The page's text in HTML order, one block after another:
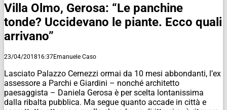
Villa Olmo, Gerosa: “Le panchine
tonde? Uccidevano le piante. Ecco quali
arrivano”
23/04/201816:37Emanuele Caso
Lasciato Palazzo Cernezzi ormai da 10 mesi abbondanti, l’ex
assessore a Parchi e Giardini – nonché architetto
paesaggista – Daniela Gerosa è per scelta lontanissima
dalla ribalta pubblica. Ma segue quanto accade in città e